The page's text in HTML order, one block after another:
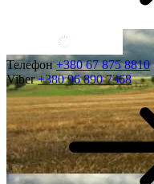
Телефон+380 67 875 8810
Viber+380 96 890 7368